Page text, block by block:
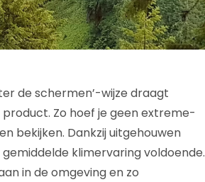
de schermen’-wijze draagt
Zo hoef je geen extreme-
bekijken. Dankzij uitgehouwen
klimervaring voldoende.
in de omgeving en zo